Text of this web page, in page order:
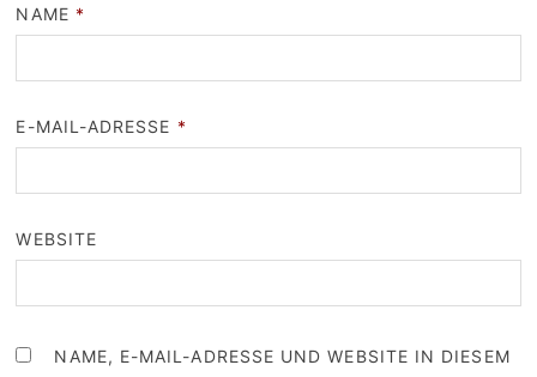
NAME *
E-MAIL-ADRESSE *
WEBSITE
NAME, E-MAIL-ADRESSE UND WEBSITE IN DIESEM